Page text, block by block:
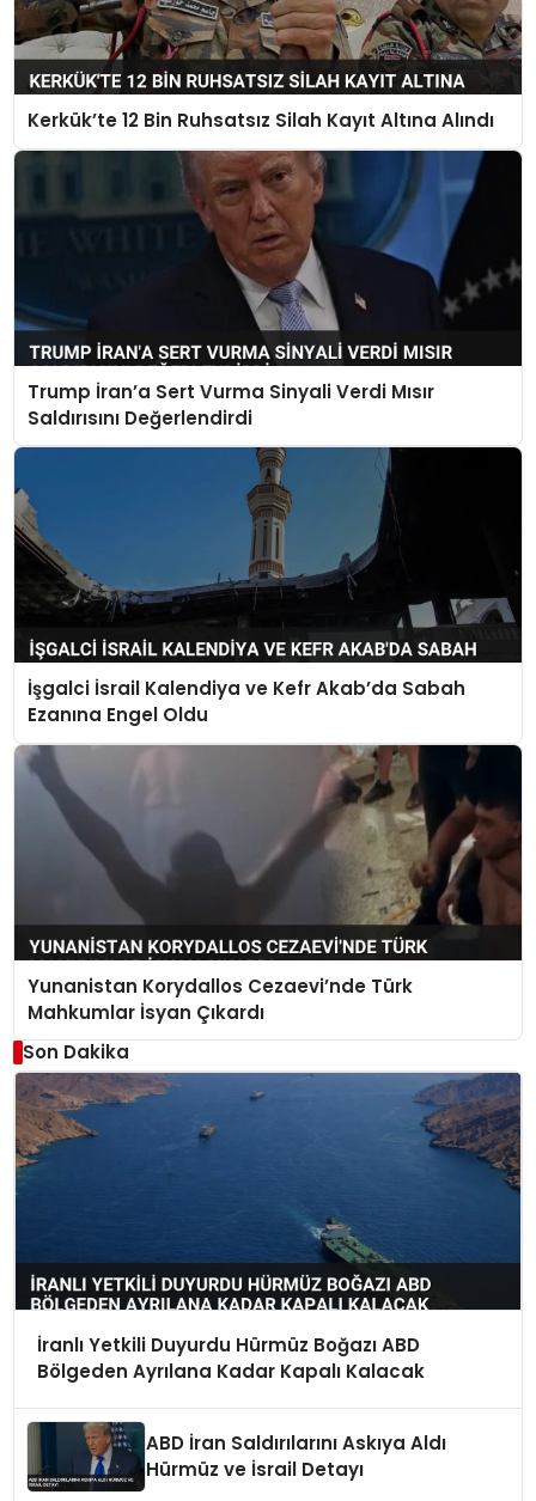
Kerkük’te 12 Bin Ruhsatsız Silah Kayıt Altına Alındı
Trump İran’a Sert Vurma Sinyali Verdi Mısır
Saldırısını Değerlendirdi
İşgalci İsrail Kalendiya ve Kefr Akab’da Sabah
Ezanına Engel Oldu
Yunanistan Korydallos Cezaevi’nde Türk
Mahkumlar İsyan Çıkardı
Son Dakika
İranlı Yetkili Duyurdu Hürmüz Boğazı ABD
Bölgeden Ayrılana Kadar Kapalı Kalacak
ABD İran Saldırılarını Askıya Aldı
Hürmüz ve İsrail Detayı